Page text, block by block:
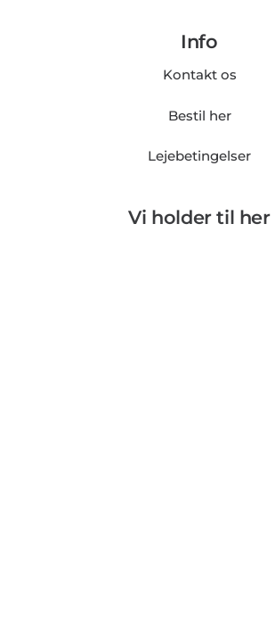
Info
Kontakt os
Bestil her
Lejebetingelser
Vi holder til her